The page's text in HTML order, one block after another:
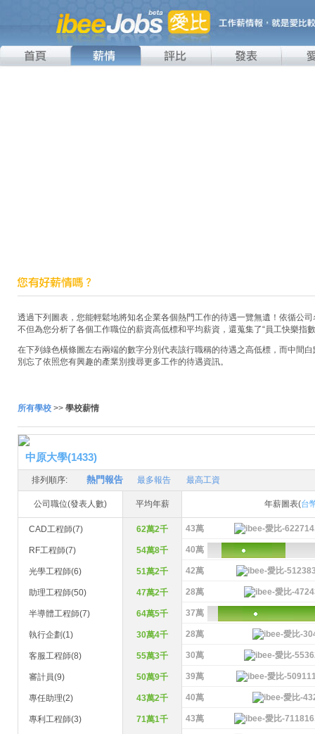
透過下列圖表，您能輕鬆地將知名企業各個熱門工作的待遇一覽無遺！依循公
不但為您分析了各個工作職位的薪資高低標和平均薪資，還蒐集了“員工快樂指
在下列綠色橫條圖左右兩端的數字分別代表該行職稱的待遇之高低標，而中間
別忘了依照您有興趣的產業別搜尋更多工作的待遇資訊。
所有學校 >> 學校薪情
中原大學(1433)
排列順序: 熱門報告 最多報告 最高工資
公司職位(發表人數) 平均年薪 年薪圖表(台
CAD工程師(7) 62萬2千 43萬
RF工程師(7) 54萬8千 40萬
光學工程師(6) 51萬2千 42萬
助理工程師(50) 47萬2千 28萬
半導體工程師(7) 64萬5千 37萬
執行企劃(1) 30萬4千 28萬
客服工程師(8) 55萬3千 30萬
審計員(9) 50萬9千 39萬
專任助理(2) 43萬2千 40萬
專利工程師(3) 71萬1千 43萬